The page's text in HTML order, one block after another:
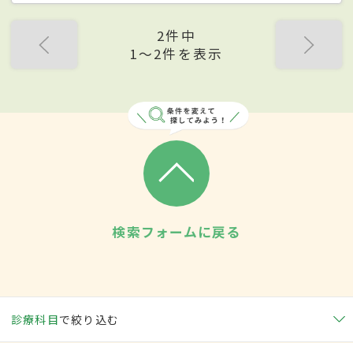
2件中
1〜2件を表示
検索フォームに戻る
診療科目で絞り込む